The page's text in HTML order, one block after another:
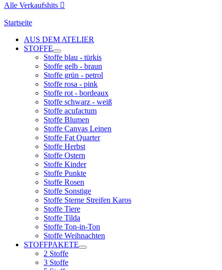
Alle Verkaufshits 
Startseite
AUS DEM ATELIER
STOFFE
Stoffe blau - türkis
Stoffe gelb - braun
Stoffe grün - petrol
Stoffe rosa - pink
Stoffe rot - bordeaux
Stoffe schwarz - weiß
Stoffe acufactum
Stoffe Blumen
Stoffe Canvas Leinen
Stoffe Fat Quarter
Stoffe Herbst
Stoffe Ostern
Stoffe Kinder
Stoffe Punkte
Stoffe Rosen
Stoffe Sonstige
Stoffe Sterne Streifen Karos
Stoffe Tiere
Stoffe Tilda
Stoffe Ton-in-Ton
Stoffe Weihnachten
STOFFPAKETE
2 Stoffe
3 Stoffe